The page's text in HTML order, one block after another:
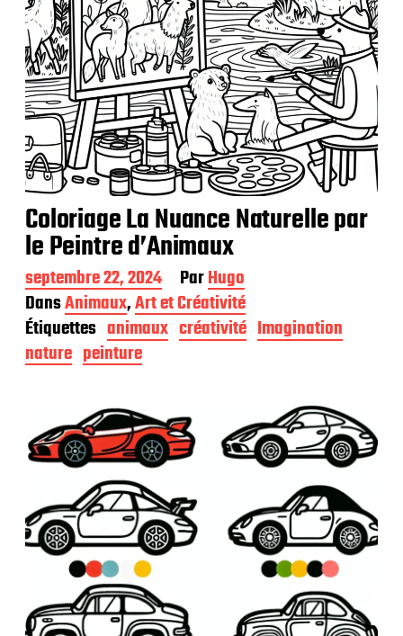
Coloriage La Nuance Naturelle par
le Peintre d’Animaux
D
a
t
e
d
e
l
i
t
i
o
septembre 22, 2024 ParHugo
DansAnimaux,Art et Créativité
Étiquettes animaux créativité Imagination
nature peinture